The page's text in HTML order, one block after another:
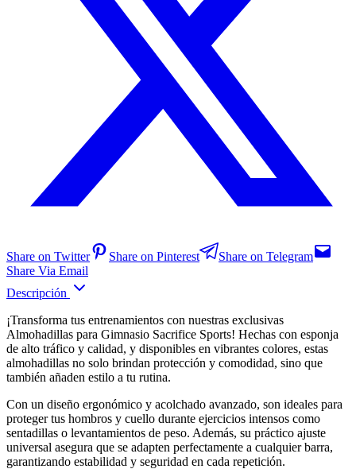
Share on Twitter Share on Pinterest
Share on Telegram
Share Via Email
Descripción
¡Transforma tus entrenamientos con nuestras exclusivas
Almohadillas para Gimnasio Sacrifice Sports! Hechas con esponja
de alto tráfico y calidad, y disponibles en vibrantes colores, estas
almohadillas no solo brindan protección y comodidad, sino que
también añaden estilo a tu rutina.
Con un diseño ergonómico y acolchado avanzado, son ideales para
proteger tus hombros y cuello durante ejercicios intensos como
sentadillas o levantamientos de peso. Además, su práctico ajuste
universal asegura que se adapten perfectamente a cualquier barra,
garantizando estabilidad y seguridad en cada repetición.